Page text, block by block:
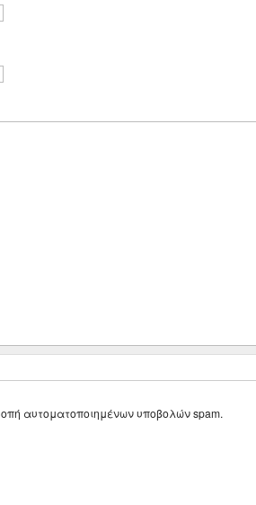
αυτοματοποιημένων υποβολών spam.